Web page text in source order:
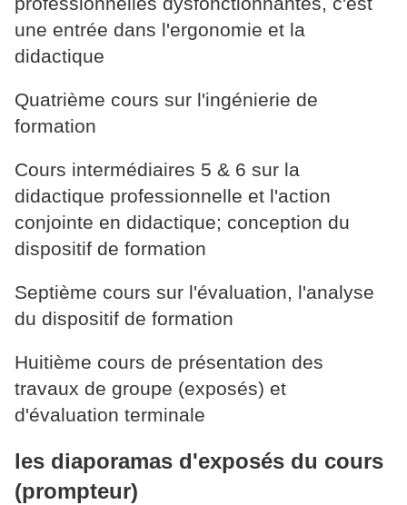
une entrée dans l'ergonomie et la
didactique
Quatrième cours sur l'ingénierie de
formation
Cours intermédiaires 5 & 6 sur la
didactique professionnelle et l'action
conjointe en didactique; conception du
dispositif de formation
Septième cours sur l'évaluation, l'analyse
du dispositif de formation
Huitième cours de présentation des
travaux de groupe (exposés) et
d'évaluation terminale
les diaporamas d'exposés du cours
(prompteur)